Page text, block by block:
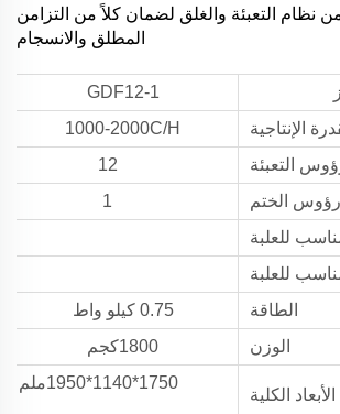
نظام التعبئة والغلق لضمان كلاً من التزامن
المطلق والانسجام
GDF12-1
الإنتاجية
1000-2000C/H
التعبئة
رؤوس الختم
للعلبة
للعلبة
الطاقة
0.75 كيلو واط
الوزن
1800كجم
الأبعاد الكلية
1750*1140*1950 ملم